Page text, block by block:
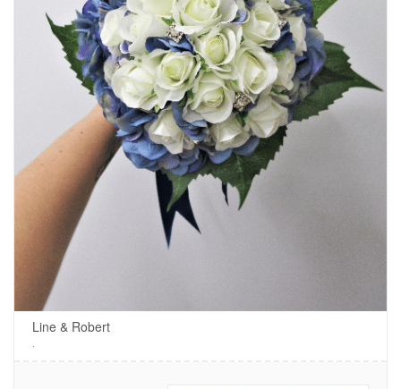
Line & Robert